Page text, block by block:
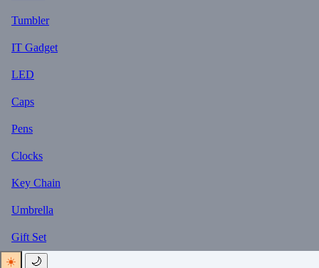
Tumbler
IT Gadget
LED
Caps
Pens
Clocks
Key Chain
Umbrella
Gift Set
☀️
🌙